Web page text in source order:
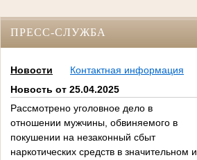
ПРЕСС-СЛУЖБА
Новости
Контактная информация
Новость от 25.04.2025
Рассмотрено уголовное дело в
отношении мужчины, обвиняемого в
покушении на незаконный сбыт
наркотических средств в значительном и